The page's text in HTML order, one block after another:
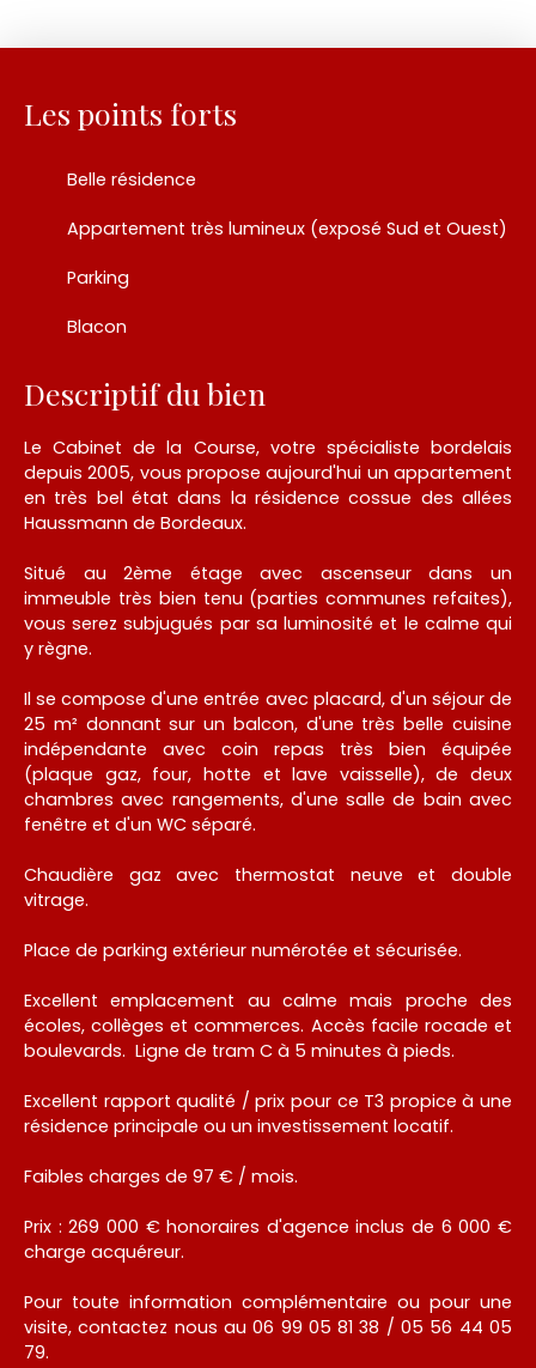
Les points forts
Belle résidence
Appartement très lumineux (exposé Sud et Ouest)
Parking
Blacon
Descriptif du bien
Le Cabinet de la Course, votre spécialiste bordelais
depuis 2005, vous propose aujourd'hui un appartement
en très bel état dans la résidence cossue des allées
Haussmann de Bordeaux.
Situé au 2ème étage avec ascenseur dans un
immeuble très bien tenu (parties communes refaites),
vous serez subjugués par sa luminosité et le calme qui
y règne.
Il se compose d'une entrée avec placard, d'un séjour de
25 m² donnant sur un balcon, d'une très belle cuisine
indépendante avec coin repas très bien équipée
(plaque gaz, four, hotte et lave vaisselle), de deux
chambres avec rangements, d'une salle de bain avec
fenêtre et d'un WC séparé.
Chaudière gaz avec thermostat neuve et double
vitrage.
Place de parking extérieur numérotée et sécurisée.
Excellent emplacement au calme mais proche des
écoles, collèges et commerces. Accès facile rocade et
boulevards. Ligne de tram C à 5 minutes à pieds.
Excellent rapport qualité / prix pour ce T3 propice à une
résidence principale ou un investissement locatif.
Faibles charges de 97 € / mois.
Prix : 269 000 € honoraires d'agence inclus de 6 000 €
charge acquéreur.
Pour toute information complémentaire ou pour une
visite, contactez nous au 06 99 05 81 38 / 05 56 44 05
79.